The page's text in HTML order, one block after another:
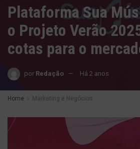
Plataforma Sua
o Projeto Verão
cotas para o
por Redação Há 2 anos
Home Marketing e Negócios